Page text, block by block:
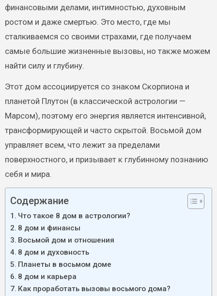
финансовыми делами, интимностью, духовным
ростом и даже смертью. Это место, где мы
сталкиваемся со своими страхами, где получаем
самые большие жизненные вызовы, но также можем
найти силу и глубину.
Этот дом ассоциируется со знаком Скорпиона и
планетой Плутон (в классической астрологии —
Марсом), поэтому его энергия является интенсивной,
трансформирующей и часто скрытой. Восьмой дом
управляет всем, что лежит за пределами
поверхностного, и призывает к глубинному познанию
себя и мира.
Содержание
Что такое 8 дом в астрологии?
8 дом и финансы
Восьмой дом и отношения
8 дом и духовность
Планеты в восьмом доме
8 дом и карьера
Как проработать вызовы восьмого дома?